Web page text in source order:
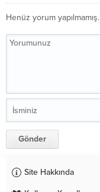
Henüz yorum yapılmamış.
Site Hakkında